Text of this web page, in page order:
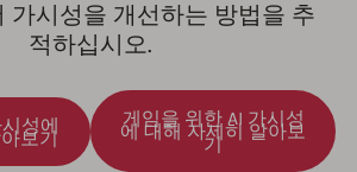
가시성을 개선하는 방법을 추
적하십시오.
성에
보기
게임을 위한 AI 가시성
에 대해 자세히 알아보
기